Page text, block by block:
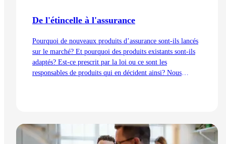
De l'étincelle à l'assurance
Pourquoi de nouveaux produits d’assurance sont-ils lancés
sur le marché? Et pourquoi des produits existants sont-ils
adaptés? Est-ce prescrit par la loi ou ce sont les
responsables de produits qui en décident ainsi? Nous
Lire l'article